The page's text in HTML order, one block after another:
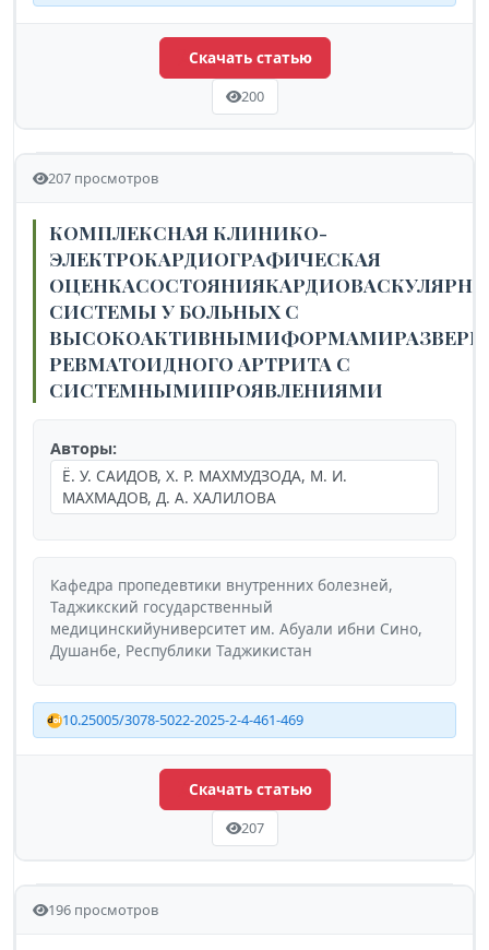
Скачать статью
200
207 просмотров
КОМПЛЕКСНАЯ КЛИНИКО-
ЭЛЕКТРОКАРДИОГРАФИЧЕСКАЯ
СИСТЕМЫ У БОЛЬНЫХ С
РЕВМАТОИДНОГО АРТРИТА С
СИСТЕМНЫМИПРОЯВЛЕНИЯМИ
Авторы:
Ё. У. САИДОВ, Х. Р. МАХМУДЗОДА, М. И.
МАХМАДОВ, Д. А. ХАЛИЛОВА
Кафедра пропедевтики внутренних болезней,
Таджикский государственный
медицинскийуниверситет им. Абуали ибни Сино,
Душанбе, Республики Таджикистан
10.25005/3078-5022-2025-2-4-461-469
Скачать статью
207
196 просмотров